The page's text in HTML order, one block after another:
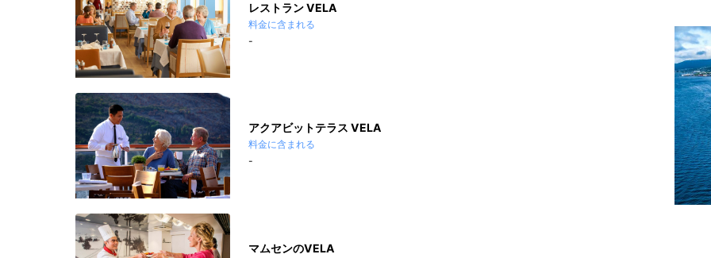
レストラン VELA
料金に含まれる
-
アクアビットテラス VELA
料金に含まれる
-
マムセンのVELA